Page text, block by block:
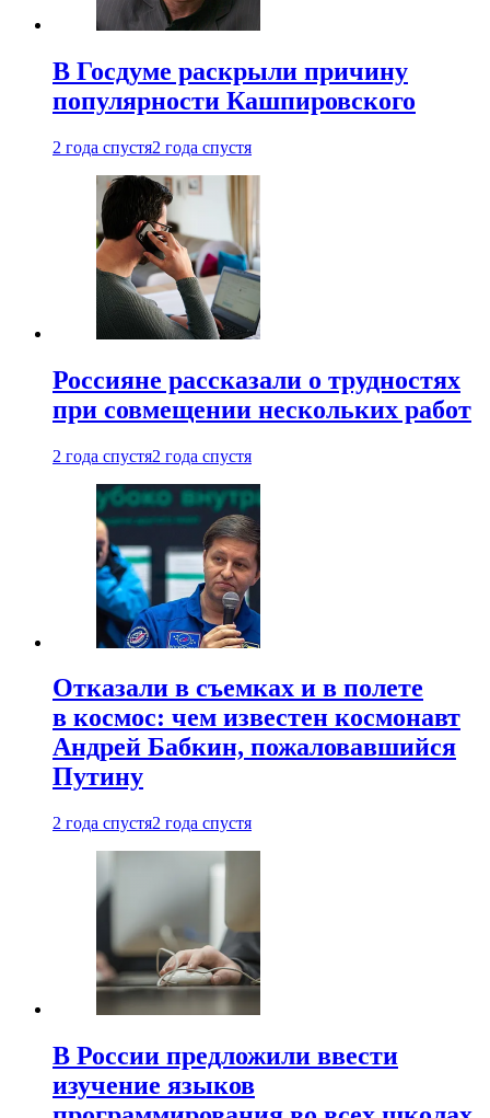
В Госдуме раскрыли причину
популярности Кашпировского
2 года спустя2 года спустя
Россияне рассказали о трудностях
при совмещении нескольких работ
2 года спустя2 года спустя
Отказали в съемках и в полете
в космос: чем известен космонавт
Андрей Бабкин, пожаловавшийся
Путину
2 года спустя2 года спустя
В России предложили ввести
изучение языков